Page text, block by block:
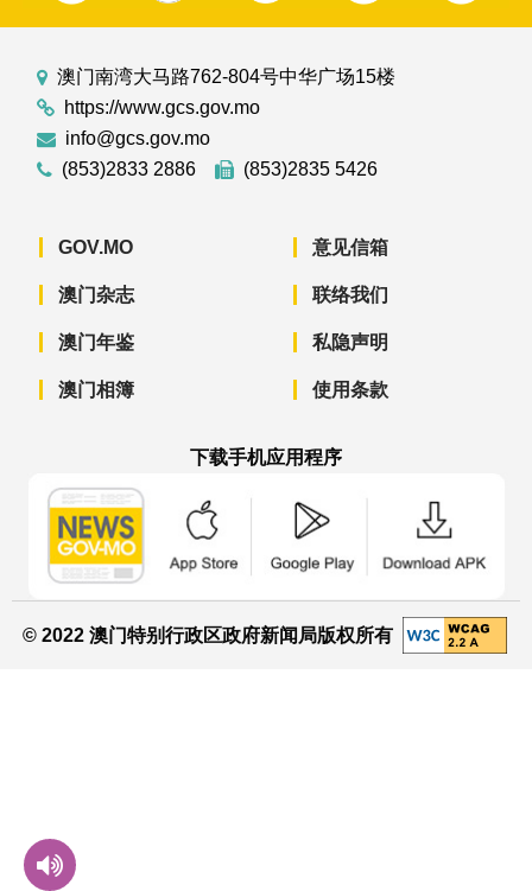
澳门南湾大马路762-804号中华广场15楼
https://www.gcs.gov.mo
info@gcs.gov.mo
(853)2833 2886
(853)2835 5426
GOV.MO
澳门杂志
澳门年鉴
澳门相簿
意见信箱
联络我们
私隐声明
使用条款
下载手机应用程序
© 2022 澳门特别行政区政府新闻局版权所有